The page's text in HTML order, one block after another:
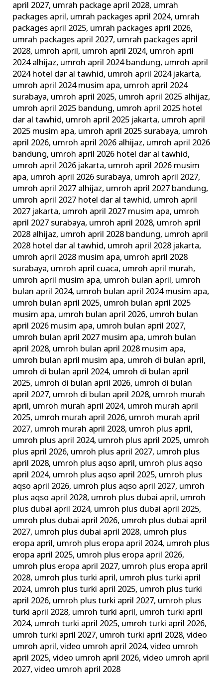
april 2027, umrah package april 2028, umrah
packages april, umrah packages april 2024, umrah
packages april 2025, umrah packages april 2026,
umrah packages april 2027, umrah packages april
2028, umroh april, umroh april 2024, umroh april
2024 alhijaz, umroh april 2024 bandung, umroh april
2024 hotel dar al tawhid, umroh april 2024 jakarta,
umroh april 2024 musim apa, umroh april 2024
surabaya, umroh april 2025, umroh april 2025 alhijaz,
umroh april 2025 bandung, umroh april 2025 hotel
dar al tawhid, umroh april 2025 jakarta, umroh april
2025 musim apa, umroh april 2025 surabaya, umroh
april 2026, umroh april 2026 alhijaz, umroh april 2026
bandung, umroh april 2026 hotel dar al tawhid,
umroh april 2026 jakarta, umroh april 2026 musim
apa, umroh april 2026 surabaya, umroh april 2027,
umroh april 2027 alhijaz, umroh april 2027 bandung,
umroh april 2027 hotel dar al tawhid, umroh april
2027 jakarta, umroh april 2027 musim apa, umroh
april 2027 surabaya, umroh april 2028, umroh april
2028 alhijaz, umroh april 2028 bandung, umroh april
2028 hotel dar al tawhid, umroh april 2028 jakarta,
umroh april 2028 musim apa, umroh april 2028
surabaya, umroh april cuaca, umroh april murah,
umroh april musim apa, umroh bulan april, umroh
bulan april 2024, umroh bulan april 2024 musim apa,
umroh bulan april 2025, umroh bulan april 2025
musim apa, umroh bulan april 2026, umroh bulan
april 2026 musim apa, umroh bulan april 2027,
umroh bulan april 2027 musim apa, umroh bulan
april 2028, umroh bulan april 2028 musim apa,
umroh bulan april musim apa, umroh di bulan april,
umroh di bulan april 2024, umroh di bulan april
2025, umroh di bulan april 2026, umroh di bulan
april 2027, umroh di bulan april 2028, umroh murah
april, umroh murah april 2024, umroh murah april
2025, umroh murah april 2026, umroh murah april
2027, umroh murah april 2028, umroh plus april,
umroh plus april 2024, umroh plus april 2025, umroh
plus april 2026, umroh plus april 2027, umroh plus
april 2028, umroh plus aqso april, umroh plus aqso
april 2024, umroh plus aqso april 2025, umroh plus
aqso april 2026, umroh plus aqso april 2027, umroh
plus aqso april 2028, umroh plus dubai april, umroh
plus dubai april 2024, umroh plus dubai april 2025,
umroh plus dubai april 2026, umroh plus dubai april
2027, umroh plus dubai april 2028, umroh plus
eropa april, umroh plus eropa april 2024, umroh plus
eropa april 2025, umroh plus eropa april 2026,
umroh plus eropa april 2027, umroh plus eropa april
2028, umroh plus turki april, umroh plus turki april
2024, umroh plus turki april 2025, umroh plus turki
april 2026, umroh plus turki april 2027, umroh plus
turki april 2028, umroh turki april, umroh turki april
2024, umroh turki april 2025, umroh turki april 2026,
umroh turki april 2027, umroh turki april 2028,video
umroh april,video umroh april 2024,video umroh
april 2025,video umroh april 2026,video umroh april
2027,video umroh april 2028